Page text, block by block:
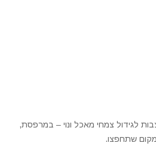
לגידול צמחי מאכל ונוי – במרפסת,
שתחפצו.